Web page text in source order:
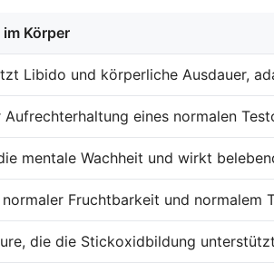
Körper
Libido und körperliche Ausdauer,
Aufrechterhaltung eines normalen
mentale Wachheit und wirkt
Fruchtbarkeit und normalem
die die Stickoxidbildung